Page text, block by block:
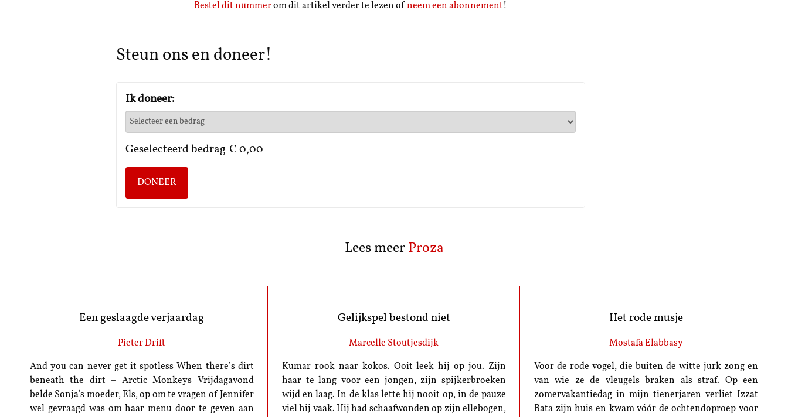
Bestel dit nummerom dit artikel verder te lezen ofneem een abonnement!
Steun ons en doneer!
Ik doneer:
Geselecteerd bedrag € 0,00
DONEER
Lees meer Proza
Een geslaagde verjaardag
Pieter Drift
And you can never get it spotless When there’s dirt
beneath the dirt – Arctic Monkeys Vrijdagavond
belde Sonja’s moeder, Els, op om te vragen of Jennifer
wel gevraagd was om haar menu door te geven aan
Gelijkspel bestond niet
Marcelle Stoutjesdijk
Kumar rook naar kokos. Ooit leek hij op jou. Zijn
haar te lang voor een jongen, zijn spijkerbroeken
wijd en laag. In de klas lette hij nooit op, in de pauze
viel hij vaak. Hij had schaafwonden op zijn ellebogen,
Het rode musje
Mostafa Elabbasy
Voor de rode vogel, die buiten de witte jurk zong en
van wie ze de vleugels braken als straf. Op een
zomervakantiedag in mijn tienerjaren verliet Izzat
Bata zijn huis en kwam vóór de ochtendoproep voor